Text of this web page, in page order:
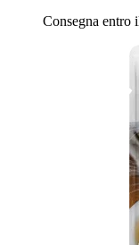
Consegna entro